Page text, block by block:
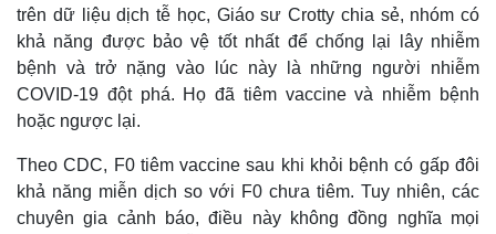
trên dữ liệu dịch tễ học, Giáo sư Crotty chia sẻ, nhóm có
khả năng được bảo vệ tốt nhất để chống lại lây nhiễm
bệnh và trở nặng vào lúc này là những người nhiễm
COVID-19 đột phá. Họ đã tiêm vaccine và nhiễm bệnh
hoặc ngược lại.
Theo CDC, F0 tiêm vaccine sau khi khỏi bệnh có gấp đôi
khả năng miễn dịch so với F0 chưa tiêm. Tuy nhiên, các
chuyên gia cảnh báo, điều này không đồng nghĩa mọi